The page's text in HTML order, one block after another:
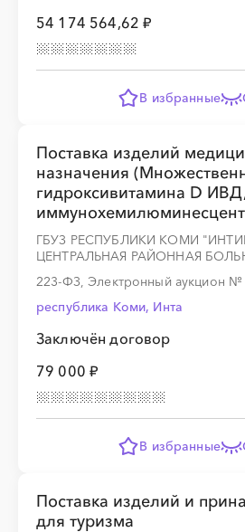
54 174 564,62 ₽
В избранные
Поставка изделий
назначения
гидроксивитамина D
ГБУЗ РЕСПУБЛИКИ КОМИ
ЦЕНТРАЛЬНАЯ РАЙОННАЯ
223-ФЗ, Электронный аукцион №
республика Коми, Инта
Заключён договор
79 000 ₽
В избранные
Поставка изделий и
для туризма